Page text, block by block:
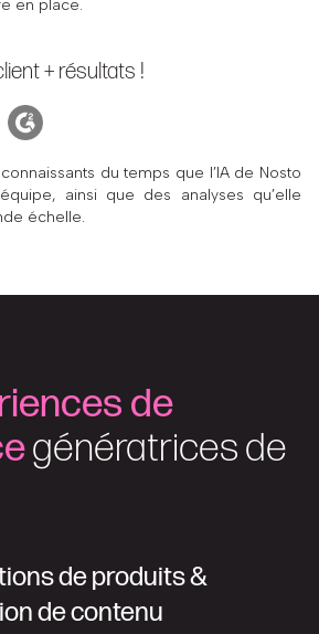
en place.
+ résultats !
du temps que l’IA de Nosto
ainsi que des analyses qu’elle
échelle.
de
génératrices de
de produits &
de contenu